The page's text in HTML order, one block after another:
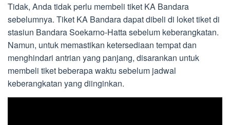
Tidak, Anda tidak perlu membeli tiket KA Bandara
sebelumnya. Tiket KA Bandara dapat dibeli di loket tiket di
stasiun Bandara Soekarno-Hatta sebelum keberangkatan.
Namun, untuk memastikan ketersediaan tempat dan
menghindari antrian yang panjang, disarankan untuk
membeli tiket beberapa waktu sebelum jadwal
keberangkatan yang diinginkan.